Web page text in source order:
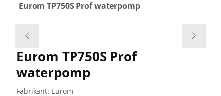
Eurom TP750S Prof waterpomp
Eurom TP750S Prof
waterpomp
Fabrikant: Eurom